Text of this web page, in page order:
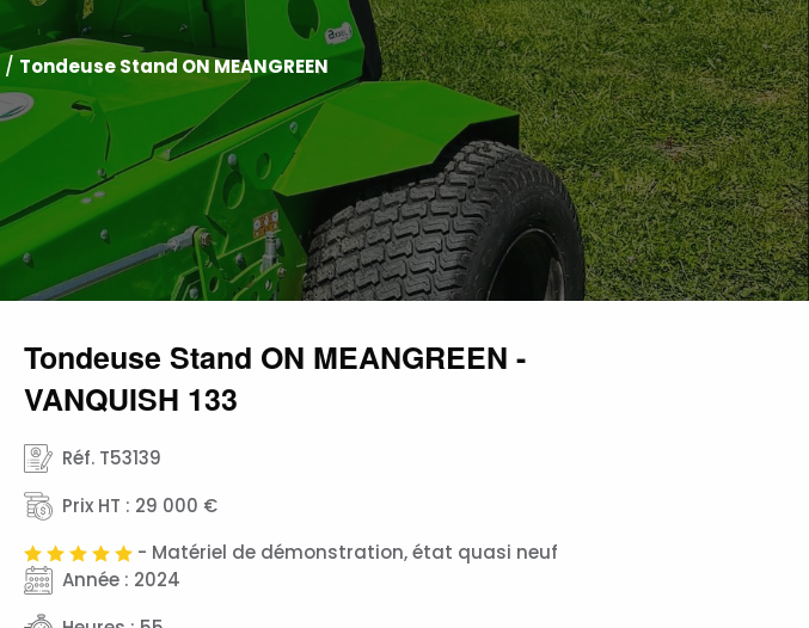
/ Tondeuse Stand ON MEANGREEN
Tondeuse Stand ON MEANGREEN -
VANQUISH 133
Réf. T53139
Prix HT : 29 000 €
- Matériel de démonstration, état quasi neuf
Année : 2024